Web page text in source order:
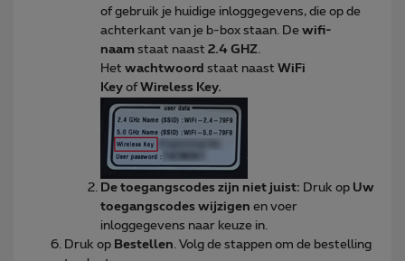
of gebruik je huidige inloggegevens, die op de
achterkant van je b-box staan. De wifi-
naam staat naast 2.4 GHZ
Het wachtwoord staat naast WiFi
Key ofWireless Key.
De toegangscodes zijn niet juist: Druk op Uw
toegangscodes wijzigen en voer
inloggegevens naar keuze in.
Druk op Bestellen . Volg de stappen om de bestelling